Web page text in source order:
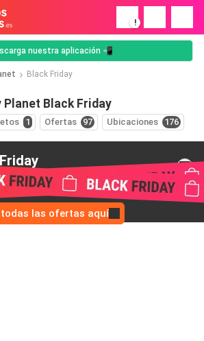
!
nuestra aplicación 📲
Black Friday
Planet Black Friday
1 Ofertas 97 Ubicaciones 176
las ofertas aquí